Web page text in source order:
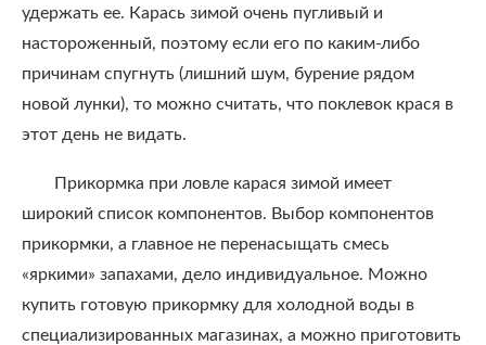
удержать ее. Карась зимой очень пугливый и
настороженный, поэтому если его по каким-либо
причинам спугнуть (лишний шум, бурение рядом
новой лунки), то можно считать, что поклевок крася в
этот день не видать.
Прикормка при ловле карася зимой имеет
широкий список компонентов. Выбор компонентов
прикормки, а главное не перенасыщать смесь
«яркими» запахами, дело индивидуальное. Можно
купить готовую прикормку для холодной воды в
специализированных магазинах, а можно приготовить